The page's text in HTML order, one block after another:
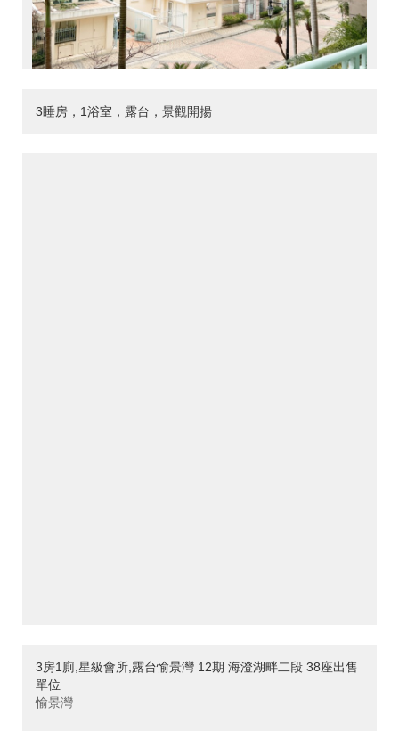
3睡房，1浴室，露台，景觀開揚
3房1廁,星級會所,露台愉景灣 12期 海澄湖畔二段 38座出售
單位
愉景灣